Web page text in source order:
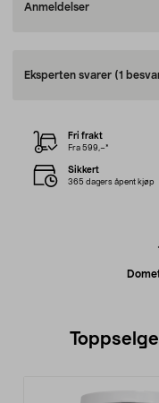
Anmeldelser
Eksperten svarer (1
Fri frakt
Fra 599,–*
Sikkert
365 dagers åpent kjøp